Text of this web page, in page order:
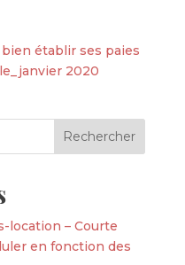
établir ses paies
2020
location – Courte
en fonction des